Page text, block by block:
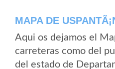
MAPA DE
Aqui os dejamos el
carreteras como del
del estado de